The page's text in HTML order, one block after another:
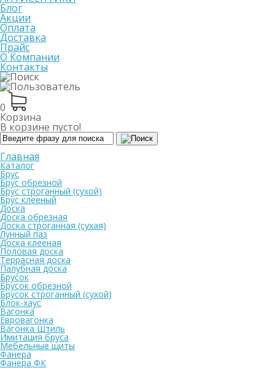
Блог
Акции
Оплата
Доставка
Прайс
О Компании
Контакты
0
Корзина
В корзине пусто!
Главная
Каталог
Брус
Брус обрезной
Брус строганный (сухой)
Брус клееный
Доска
Доска обрезная
Доска строганная (сухая)
Лунный паз
Доска клееная
Половая доска
Террасная доска
Палубная доска
Брусок
Брусок обрезной
Брусок строганный (сухой)
Блок-хаус
Вагонка
Евровагонка
Вагонка Штиль
Имитация бруса
Мебельные щиты
Фанера
Фанера ФК